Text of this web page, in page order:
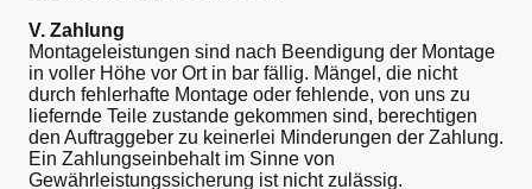
V. Zahlung
Montageleistungen sind nach Beendigung der Montage
in voller Höhe vor Ort in bar fällig. Mängel, die nicht
durch fehlerhafte Montage oder fehlende, von uns zu
liefernde Teile zustande gekommen sind, berechtigen
den Auftraggeber zu keinerlei Minderungen der Zahlung.
Ein Zahlungseinbehalt im Sinne von
Gewährleistungssicherung ist nicht zulässig.